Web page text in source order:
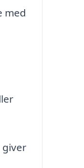
med
giver